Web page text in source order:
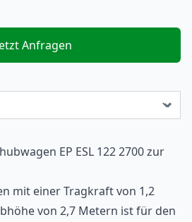
Anfragen
EP ESL 122 2700 zur
mit einer Tragkraft von 1,2
von 2,7 Metern ist für den